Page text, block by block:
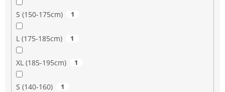
S (150-175cm) 1
L (175-185cm) 1
XL (185-195cm) 1
S (140-160) 1